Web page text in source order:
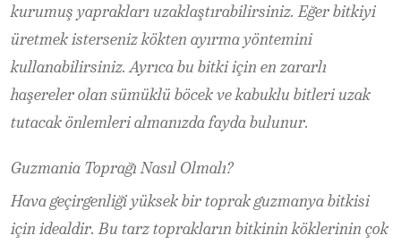
kurumuş yaprakları uzaklaştırabilirsiniz. Eğer bitkiyi
üretmek isterseniz kökten ayırma yöntemini
kullanabilirsiniz. Ayrıca bu bitki için en zararlı
haşereler olan sümüklü böcek ve kabuklu bitleri uzak
tutacak önlemleri almanızda fayda bulunur.
Guzmania Toprağı Nasıl Olmalı?
Hava geçirgenliği yüksek bir toprak guzmanya bitkisi
için idealdir. Bu tarz toprakların bitkinin köklerinin çok